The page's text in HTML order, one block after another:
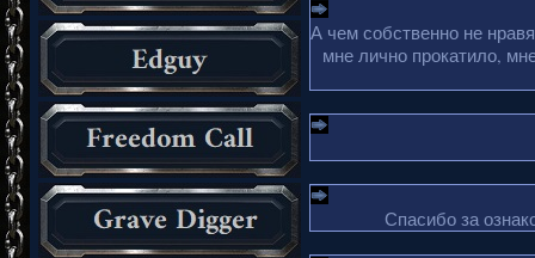
А чем собственно не
мне лично прокатило,
Спасибо за